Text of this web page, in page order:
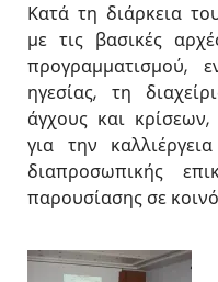
Κατά τη διάρκεια
με τις βασικές
προγραμματισμού,
ηγεσίας, τη
άγχους και κρίσεων,
για την
διαπροσωπικής
παρουσίασης σε